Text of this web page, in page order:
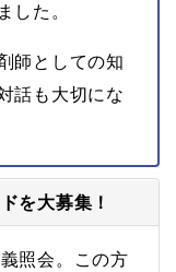
した。
師としての知
話も大切にな
を大募集！
照会。この方